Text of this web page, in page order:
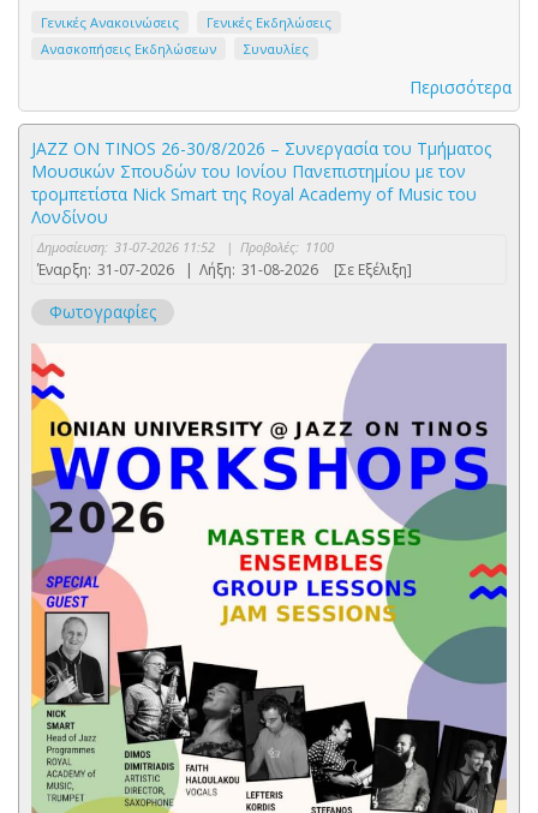
Γενικές Ανακοινώσεις
Γενικές Εκδηλώσεις
Ανασκοπήσεις Εκδηλώσεων
Συναυλίες
Περισσότερα
JAZZ ON TINOS 26-30/8/2026 – Συνεργασία του Τμήματος
Μουσικών Σπουδών του Ιονίου Πανεπιστημίου με τον
τρομπετίστα Nick Smart της Royal Academy of Music του
Λονδίνου
Δημοσίευση: 31-07-2026 11:52 | Προβολές: 1100
Έναρξη: 31-07-2026 Λήξη: 31-08-2026 [Σε Εξέλιξη]
Φωτογραφίες